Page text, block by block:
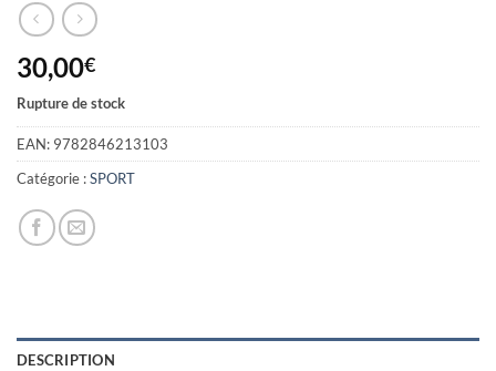
30,00€
Rupture de stock
EAN: 9782846213103
Catégorie :SPORT
DESCRIPTION